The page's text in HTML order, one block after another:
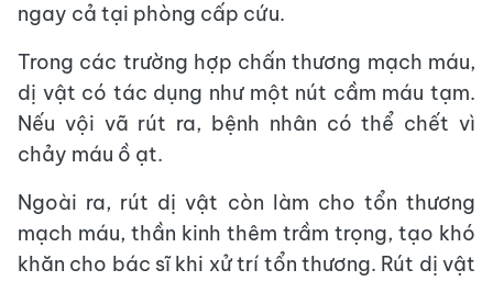
ngay cả tại phòng cấp cứu.
Trong các trường hợp chấn thương mạch máu,
dị vật có tác dụng như một nút cầm máu tạm.
Nếu vội vã rút ra, bệnh nhân có thể chết vì
chảy máu ồ ạt.
Ngoài ra, rút dị vật còn làm cho tổn thương
mạch máu, thần kinh thêm trầm trọng, tạo khó
khăn cho bác sĩ khi xử trí tổn thương. Rút dị vật